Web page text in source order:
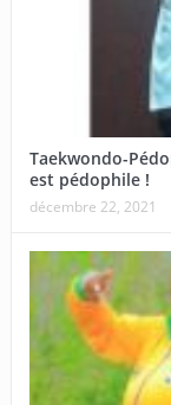
Taekwondo-
est pédophile !
décembre 22, 2021